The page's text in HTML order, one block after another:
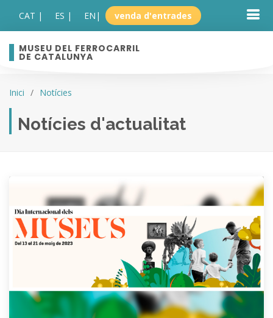
CAT | ES | EN | venda d'entrades
MUSEU DEL FERROCARRIL
DE CATALUNYA
Inici Notícies
Notícies d'actualitat